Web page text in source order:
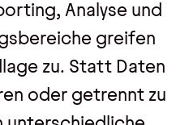
Analyse und
greifen
zu. Statt Daten
oder getrennt zu